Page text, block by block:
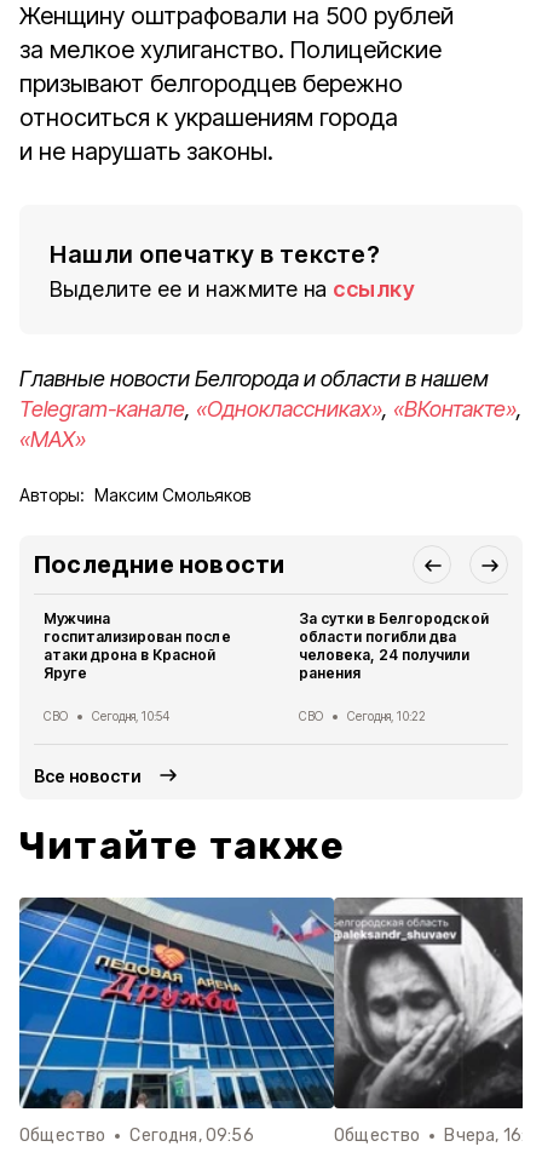
Женщину оштрафовали на 500 рублей
за мелкое хулиганство. Полицейские
призывают белгородцев бережно
относиться к украшениям города
и не нарушать законы.
Нашли опечатку в тексте?
Выделите ее и нажмите на ссылку
Главные новости Белгорода и области в нашем
Telegram-канале, «Одноклассниках», «ВКонтакте»,
«MAX»
Авторы: Максим Смольяков
Последние новости
Мужчина
госпитализирован после
атаки дрона в Красной
Яруге
СВО Сегодня, 10:54
За сутки в Белгородской
области погибли два
человека, 24 получили
ранения
СВО Сегодня, 10:22
Все новости
Читайте также
Общество Сегодня, 09:56 Общество Вчера,